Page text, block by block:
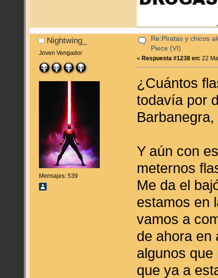
Nightwing_
Joven Vengador
Mensajes: 539
Re:Piratas y chicos
Piece (VI)
«Respuesta #1238 en: 22
¿Cuántos
todavía por
Y aún con
meternos
Me da el
estamos en
vamos a
de ahora en
algunos
que ya a